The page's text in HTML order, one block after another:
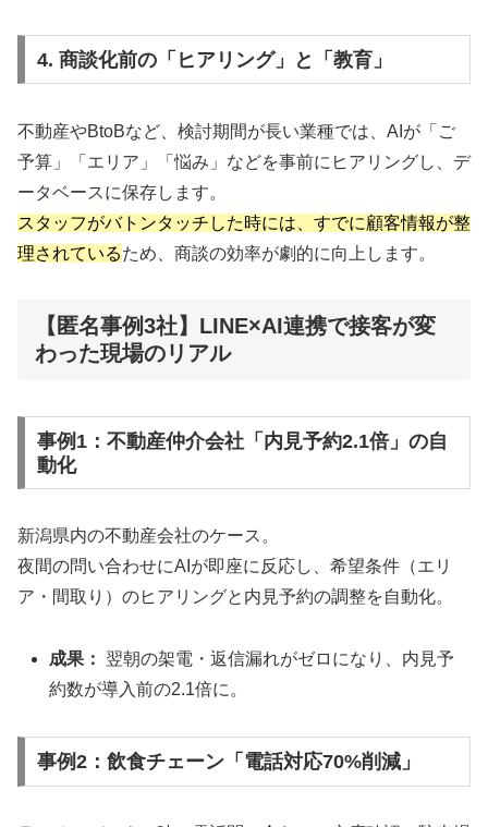
4. 商談化前の「ヒアリング」と「教育」
不動産やBtoBなど、検討期間が長い業種では、AIが「ご
予算」「エリア」「悩み」などを事前にヒアリングし、デ
ータベースに保存します。
スタッフがバトンタッチした時には、すでに顧客情報が整
理されているため、商談の効率が劇的に向上します。
【匿名事例3社】LINE×AI連携で接客が変
わった現場のリアル
事例1：不動産仲介会社「内見予約2.1倍」の自
動化
新潟県内の不動産会社のケース。
夜間の問い合わせにAIが即座に反応し、希望条件（エリ
ア・間取り）のヒアリングと内見予約の調整を自動化。
成果：
翌朝の架電・返信漏れがゼロになり、内見予
約数が導入前の2.1倍に。
事例2：飲食チェーン「電話対応70%削減」